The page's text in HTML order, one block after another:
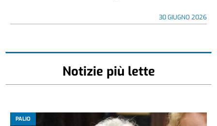
30 GIUGNO 2026
Notizie più lette
PALIO